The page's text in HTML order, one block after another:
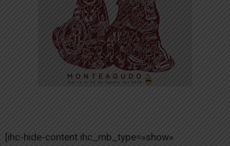
[ihc-hide-content ihc_mb_type=»show»